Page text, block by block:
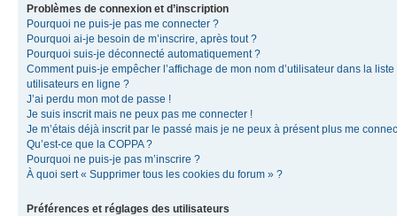
Problèmes de connexion et d’inscription
Pourquoi ne puis-je pas me connecter ?
Pourquoi ai-je besoin de m’inscrire, après tout ?
Pourquoi suis-je déconnecté automatiquement ?
Comment puis-je empêcher l’affichage de mon nom d’utilisateur dans la liste
utilisateurs en ligne ?
J’ai perdu mon mot de passe !
Je suis inscrit mais ne peux pas me connecter !
Je m’étais déjà inscrit par le passé mais je ne peux à présent plus me
Qu’est-ce que la COPPA ?
Pourquoi ne puis-je pas m’inscrire ?
À quoi sert « Supprimer tous les cookies du forum » ?
Préférences et réglages des utilisateurs